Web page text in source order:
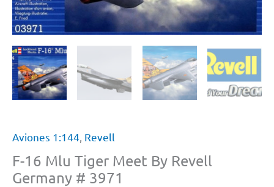
Aviones 1:144 Revell
F-16 Mlu Tiger Meet By Revell
Germany # 3971